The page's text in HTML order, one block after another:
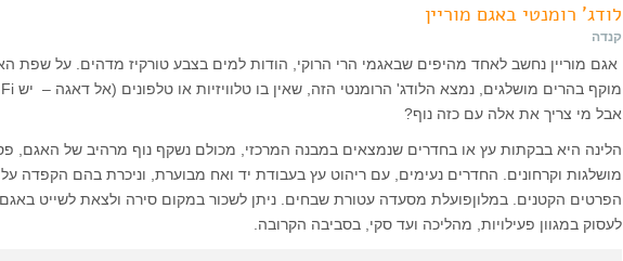
לודג' רומנטי באגם מוריין
קנדה
אגם מוריין נחשב לאחד מהיפים שבאגמי הרי הרוקי, הודות למים בצבע טורקיז מדהים. על שפת
אבל מי צריך את אלה עם כזה נוף?
הלינה היא בבקתות עץ או בחדרים שנמצאים במבנה המרכזי, מכולם נשקף נוף מרהיב של האגם,
מושלגות וקרחונים. החדרים נעימים, עם ריהוט עץ בעבודת יד ואח מבוערת, וניכרת בהם הקפדה על
הפרטים הקטנים. במלוןפועלת מסעדה עטורת שבחים. ניתן לשכור במקום סירה ולצאת לשייט
לעסוק במגוון פעילויות, מהליכה ועד סקי, בסביבה הקרובה.